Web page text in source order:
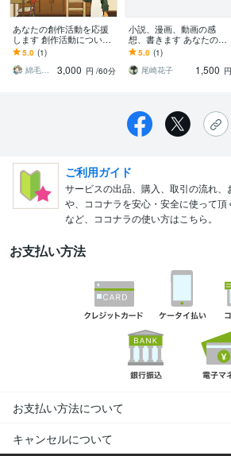
あなたの創作活動を応援
します 創作活動について
気楽に話します（ライト
な相談も可）
5.0 (1)
綿毛由子
3,000 円 /60分
小説、漫画、動画の感
想、書きます あなたの作
った小説、漫画、動画の
感想を提供します
5.0 (1)
尾崎花子
1,500 円
ご利用ガイド
サービスの出品、購入、取引の流れ
や、ココナラを安心・安全に使って頂
など、ココナラの使い方はこちら。
お支払い方法
お支払い方法について
キャンセルについて